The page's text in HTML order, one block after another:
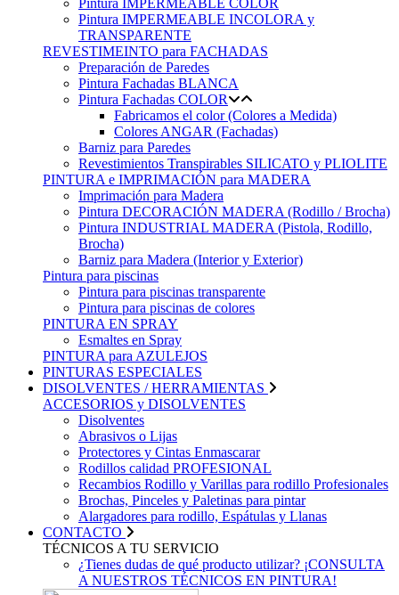
Pintura IMPERMEABLE COLOR
Pintura IMPERMEABLE INCOLORA y
TRANSPARENTE
REVESTIMEINTO para FACHADAS
Preparación de Paredes
Pintura Fachadas BLANCA
Pintura Fachadas COLOR
Fabricamos el color (Colores a Medida)
Colores ANGAR (Fachadas)
Barniz para Paredes
Revestimientos Transpirables SILICATO y PLIOLITE
PINTURA e IMPRIMACIÓN para MADERA
Imprimación para Madera
Pintura DECORACIÓN MADERA (Rodillo / Brocha)
Pintura INDUSTRIAL MADERA (Pistola, Rodillo,
Brocha)
Barniz para Madera (Interior y Exterior)
Pintura para piscinas
Pintura para piscinas transparente
Pintura para piscinas de colores
PINTURA EN SPRAY
Esmaltes en Spray
PINTURA para AZULEJOS
PINTURAS ESPECIALES
DISOLVENTES / HERRAMIENTAS
ACCESORIOS y DISOLVENTES
Disolventes
Abrasivos o Lijas
Protectores y Cintas Enmascarar
Rodillos calidad PROFESIONAL
Recambios Rodillo y Varillas para rodillo Profesionales
Brochas, Pinceles y Paletinas para pintar
Alargadores para rodillo, Espátulas y Llanas
CONTACTO
TÉCNICOS A TU SERVICIO
¿Tienes dudas de qué producto utilizar? ¡CONSULTA
A NUESTROS TÉCNICOS EN PINTURA!